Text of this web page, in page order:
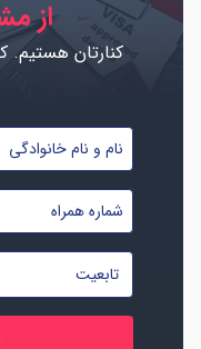
از
کنارتان هستیم.
نام
و
نام
خانوادگی
شماره
موبایل
تابعیت
*